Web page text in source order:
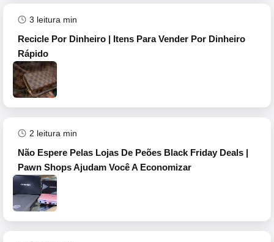
3 leitura min
Recicle Por Dinheiro | Itens Para Vender Por Dinheiro
Rápido
2 leitura min
Não Espere Pelas Lojas De Peões Black Friday Deals |
Pawn Shops Ajudam Você A Economizar